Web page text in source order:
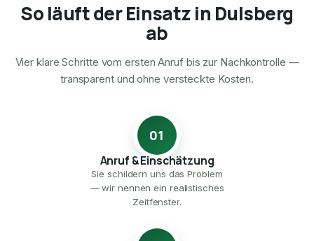
So läuft der Einsatz in Dulsberg
ab
Vier klare Schritte vom ersten Anruf bis zur Nachkontrolle —
transparent und ohne versteckte Kosten.
01
Anruf & Einschätzung
Sie schildern uns das Problem
— wir nennen ein realistisches
Zeitfenster.